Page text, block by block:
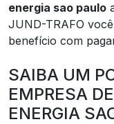
energia sao paulo
JUND-TRAFO
benefício com
SAIBA UM
EMPRESA
ENERGIA